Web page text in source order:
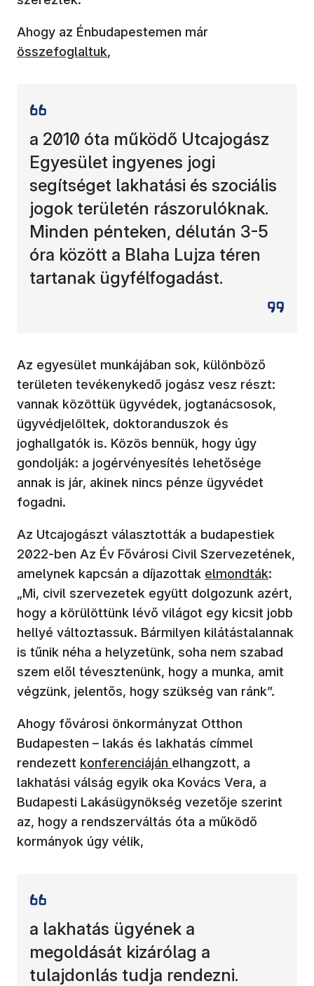
Ahogy az Énbudapestemen már(új ablakban
összefoglaltuk,
a 2010 óta működő Utcajogász
Egyesület ingyenes jogi
segítséget lakhatási és szociális
jogok területén rászorulóknak.
Minden pénteken, délután 3-5
óra között a Blaha Lujza téren
tartanak ügyfélfogadást.
Az egyesület munkájában sok, különböző
területen tevékenykedő jogász vesz részt:
vannak közöttük ügyvédek, jogtanácsosok,
ügyvédjelöltek, doktoranduszok és
joghallgatók is. Közös bennük, hogy úgy
gondolják: a jogérvényesítés lehetősége
annak is jár, akinek nincs pénze ügyvédet
fogadni.
Az Utcajogászt választották a budapestiek
2022-ben Az Év Fővárosi Civil Szervezetének,
amelynek kapcsán a díjazottak (új ablakban nyílik
elmondták:
„Mi, civil szervezetek együtt dolgozunk azért,
hogy a körülöttünk lévő világot egy kicsit jobb
hellyé változtassuk. Bármilyen kilátástalannak
is tűnik néha a helyzetünk, soha nem szabad
szem elől tévesztenünk, hogy a munka, amit
végzünk, jelentős, hogy szükség van ránk”.
Ahogy fővárosi önkormányzat Otthon
Budapesten – lakás és lakhatás címmel
rendezett (új ablakban nyílik meg)
konferenciáján elhangzott, a
lakhatási válság egyik oka Kovács Vera, a
Budapesti Lakásügynökség vezetője szerint
az, hogy a rendszerváltás óta a működő
kormányok úgy vélik,
a lakhatás ügyének a
megoldását kizárólag a
tulajdonlás tudja rendezni.